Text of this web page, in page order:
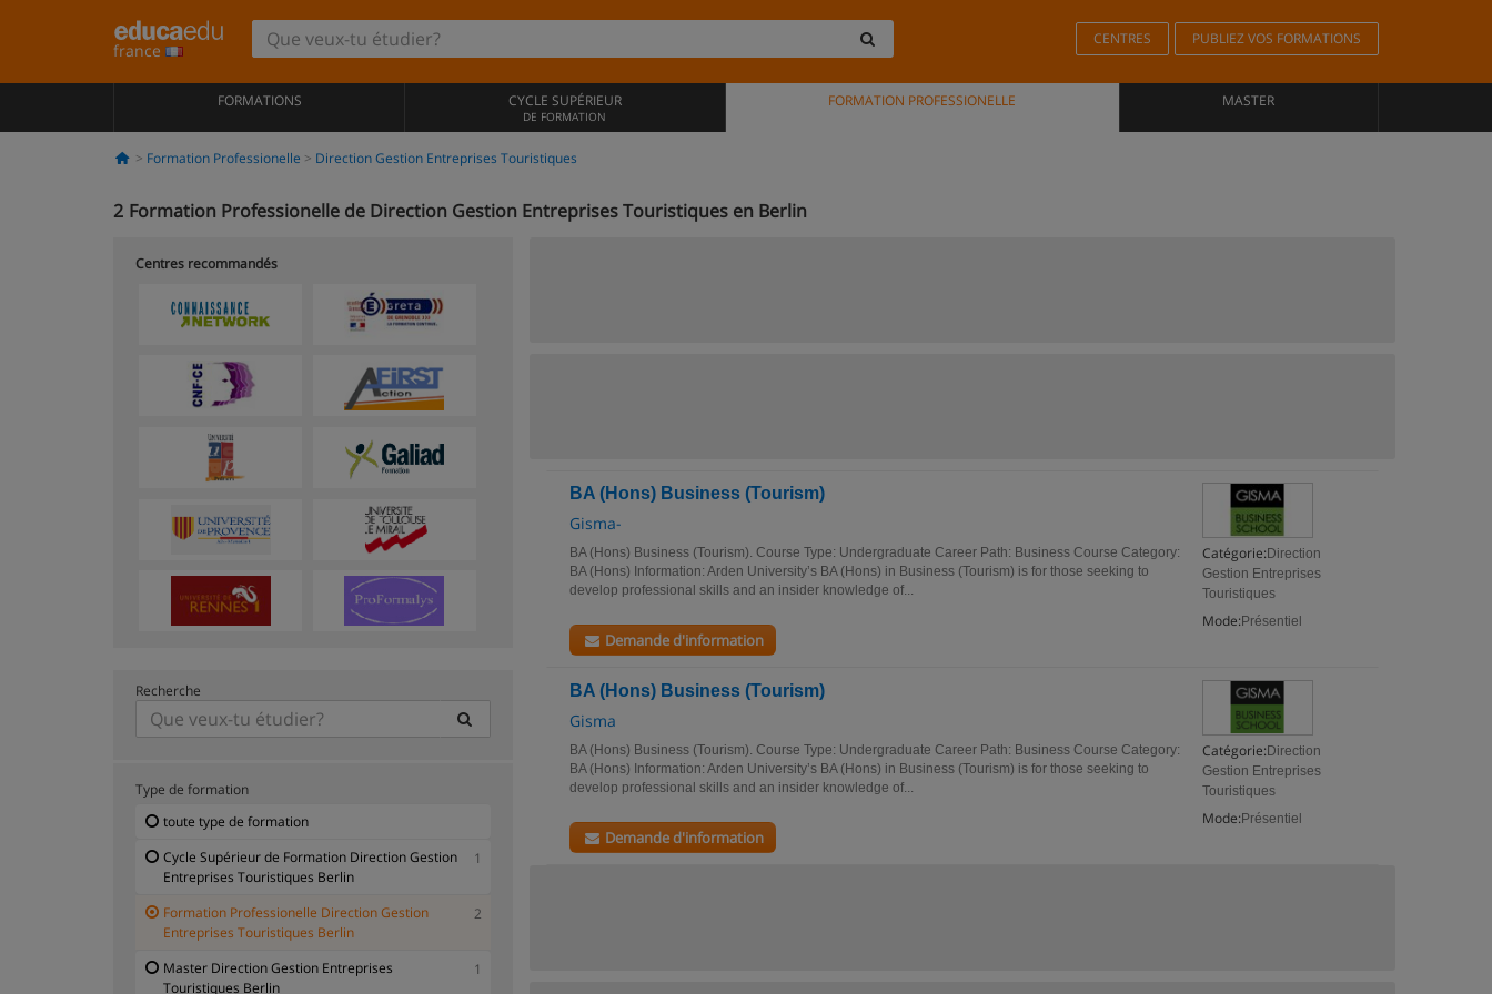
france
CENTRES PUBLIEZ VOS FORMATIONS
FORMATIONS CYCLE SUPÉRIEUR
DE FORMATION
FORMATION PROFESSIONELLE MASTER
Formation Professionelle Direction Gestion Entreprises Touristiques
2 Formation Professionelle de Direction Gestion Entreprises Touristiques en Berlin
BA (Hons) Business (Tourism)
Gisma-
Catégorie: Direction
Gestion Entreprises
Touristiques
Mode: Présentiel
BA (Hons) Business (Tourism). Course Type: Undergraduate Career Path: Business Course Category:
BA (Hons) Information: Arden University’s BA (Hons) in Business (Tourism) is for those seeking to
develop professional skills and an insider knowledge of...
Demande d'information
BA (Hons) Business (Tourism)
Gisma
Catégorie: Direction
Gestion Entreprises
Touristiques
Mode: Présentiel
BA (Hons) Business (Tourism). Course Type: Undergraduate Career Path: Business Course Category:
BA (Hons) Information: Arden University’s BA (Hons) in Business (Tourism) is for those seeking to
develop professional skills and an insider knowledge of...
Demande d'information
Centres recommandés
Recherche
Type de formation
toute type de formation
Cycle Supérieur de Formation Direction Gestion
Entreprises Touristiques Berlin
1
Formation Professionelle Direction Gestion
Entreprises Touristiques Berlin
2
Master Direction Gestion Entreprises
Touristiques Berlin
1